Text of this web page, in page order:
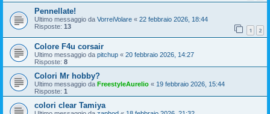
Pennellate!
Ultimo messaggio da VorreiVolare « 22 febbraio 2026, 18:44
Risposte: 13 1 2
Colore F4u corsair
Ultimo messaggio da pitchup « 20 febbraio 2026, 14:27
Risposte: 8
Colori Mr hobby?
Ultimo messaggio da FreestyleAurelio « 19 febbraio 2026, 15:44
Risposte: 1
colori clear Tamiya